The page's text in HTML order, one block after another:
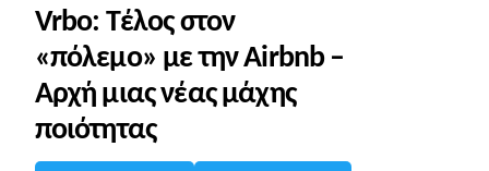
Vrbo: Τέλος στον
«πόλεμο» με την Airbnb –
Αρχή μιας νέας μάχης
ποιότητας